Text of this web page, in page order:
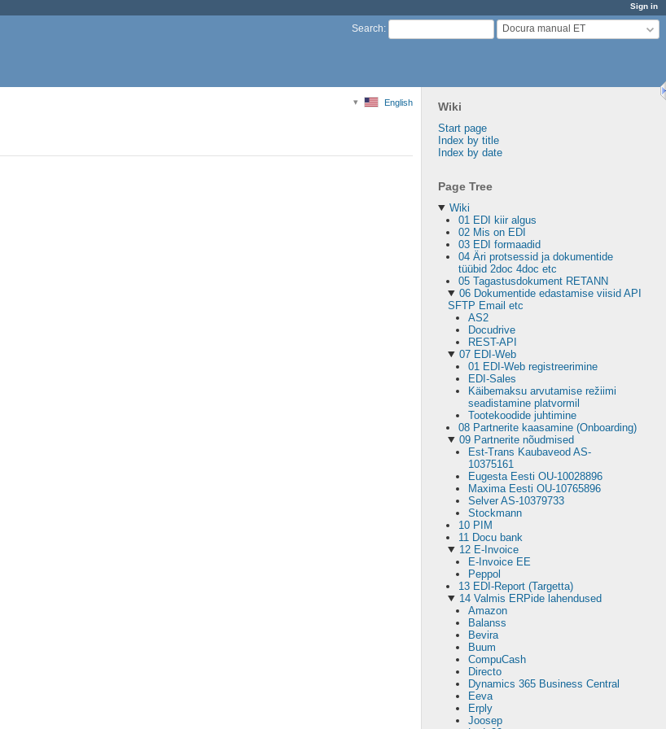
Sign in
Search: Docura manual ET
Wiki
Start page
Index by title
Index by date
Page Tree
Wiki
01 EDI kiir algus
02 Mis on EDI
03 EDI formaadid
04 Äri protsessid ja dokumentide
tüübid 2doc 4doc etc
05 Tagastusdokument RETANN
06 Dokumentide edastamise viisid API
SFTP Email etc
AS2
Docudrive
REST-API
07 EDI-Web
01 EDI-Web registreerimine
EDI-Sales
Käibemaksu arvutamise režiimi
seadistamine platvormil
Tootekoodide juhtimine
08 Partnerite kaasamine (Onboarding)
09 Partnerite nõudmised
Est-Trans Kaubaveod AS-
10375161
Eugesta Eesti OU-10028896
Maxima Eesti OU-10765896
Selver AS-10379733
Stockmann
10 PIM
11 Docu bank
12 E-Invoice
E-Invoice EE
Peppol
13 EDI-Report (Targetta)
14 Valmis ERPide lahendused
Amazon
Balanss
Bevira
Buum
CompuCash
Directo
Dynamics 365 Business Central
Eeva
Erply
Joosep
English